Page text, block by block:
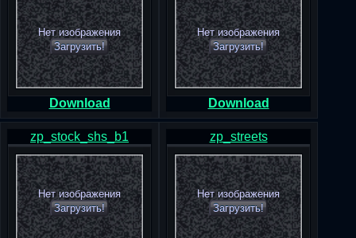
Нет изображения
Загрузить!
Download
Нет изображения
Загрузить!
Download
zp_stock_shs_b1
Нет изображения
Загрузить!
zp_streets
Нет изображения
Загрузить!